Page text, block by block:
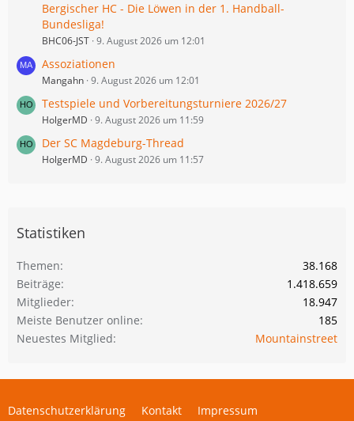
Bergischer HC - Die Löwen in der 1. Handball-
Bundesliga!
BHC06-JST 9. August 2026 um 12:01
Assoziationen
Mangahn 9. August 2026 um 12:01
Testspiele und Vorbereitungsturniere 2026/27
HolgerMD 9. August 2026 um 11:59
Der SC Magdeburg-Thread
HolgerMD 9. August 2026 um 11:57
Statistiken
Themen
38.168
Beiträge
1.418.659
Mitglieder
18.947
Meiste Benutzer online
185
Neuestes Mitglied
Mountainstreet
Datenschutzerklärung Kontakt Impressum